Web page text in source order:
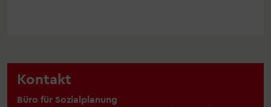
Kontakt
Büro für Sozialplanung